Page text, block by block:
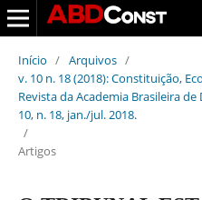
Início / Arquivos /
v. 10 n. 18 (2018): Constituição,
Revista da Academia Brasileira
10, n. 18, jan./jul. 2018.
/
Artigos